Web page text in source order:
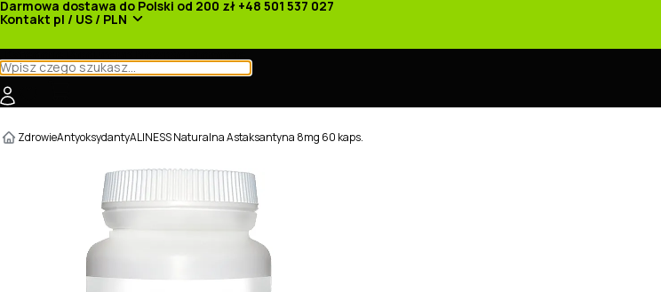
Darmowa dostawa do Polski od 200 zł +48 501 537 027
Kontakt pl / US / PLN
ZdrowieAntyoksydantyALINESS Naturalna Astaksantyna 8mg 60 kaps.